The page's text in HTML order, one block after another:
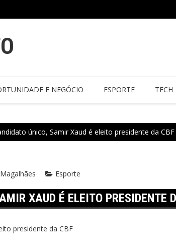
E NEGÓCIO ESPORTE TECH
único, Samir Xaud é eleito presidente da CBF
Esporte
XAUD É ELEITO PRESIDENTE